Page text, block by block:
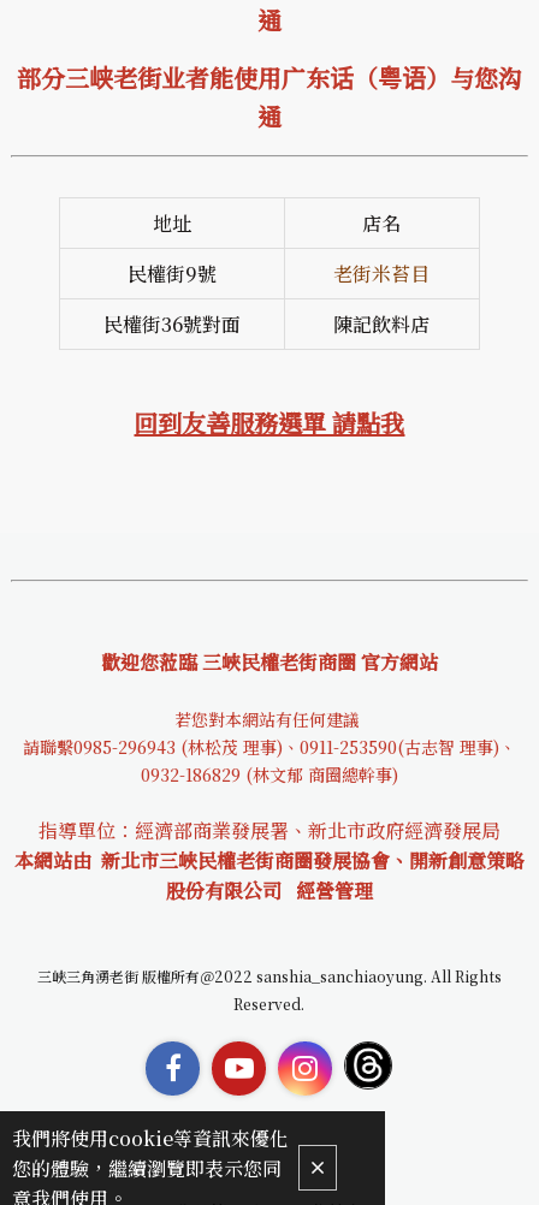
通
部分三峡老街业者能使用广东话（粤语）与您沟
通
地址
店名
民權街9號
老街米苔目
民權街36號對面
陳記飲料店
回到友善服務選單 請點我
歡迎您蒞臨 三峽民權老街商圈 官方網站
若您對本網站有任何建議
請聯繫0985-296943 (林松茂 理事)、0911-253590(古志智 理事)、
0932-186829 (林文郁 商圈總幹事)
指導單位：經濟部商業發展署、新北市政府經濟發展局
本網站由 新北市三峽民權老街商圈發展協會、開新創意策略
股份有限公司 經營管理
三峽三角湧老街 版權所有＠2022 sanshia_sanchiaoyung. All Rights
Reserved.
我們將使用cookie等資訊來優化
您的體驗，繼續瀏覽即表示您同
意我們使用。